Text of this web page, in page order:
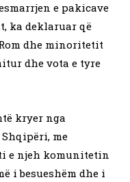
e pakicave
ka deklaruar që
dhe minoritetit
dhe vota e tyre
kryer nga
me
e njeh komunitetin
i besueshëm dhe i